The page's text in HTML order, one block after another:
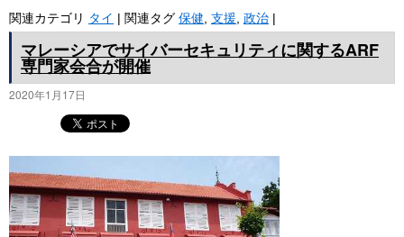
関連カテゴリ タイ | 関連タグ 保健, 支援, 政治 |
マレーシアでサイバーセキュリティに関するARF
専門家会合が開催
2020年1月17日